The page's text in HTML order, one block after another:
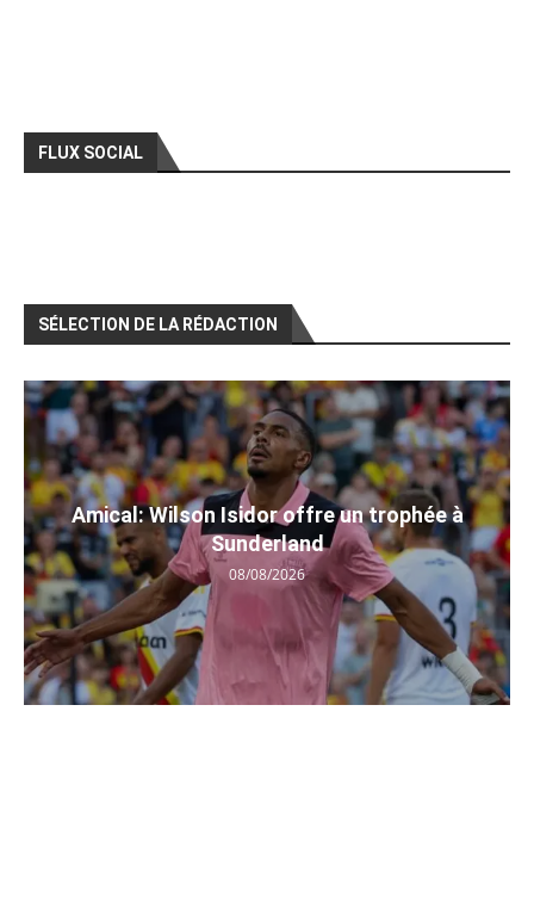
FLUX SOCIAL
SÉLECTION DE LA RÉDACTION
Amical: Wilson Isidor offre un trophée à
Sunderland
08/08/2026